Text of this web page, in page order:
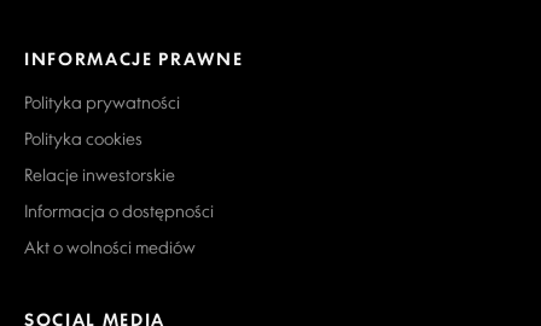
INFORMACJE PRAWNE
Polityka prywatności
Polityka cookies
Relacje inwestorskie
Informacja o dostępności
Akt o wolności mediów
SOCIAL MEDIA